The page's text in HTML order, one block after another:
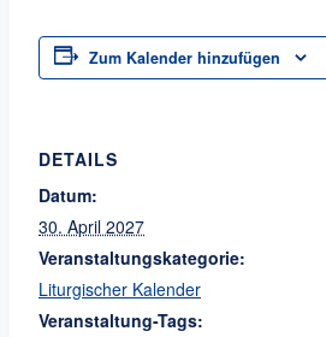
Zum Kalender hinzufügen
DETAILS
Datum:
30. April 2027
Veranstaltungskategorie:
Liturgischer Kalender
Veranstaltung-Tags: